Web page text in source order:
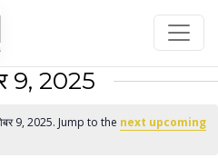
9, 2025
9, 2025. Jump to the next upcoming